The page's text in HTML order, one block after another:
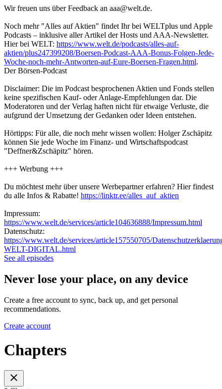
Wir freuen uns über Feedback an aaa@welt.de.
Noch mehr "Alles auf Aktien" findet Ihr bei WELTplus und Apple
Podcasts – inklusive aller Artikel der Hosts und AAA-Newsletter.
Hier bei WELT: https://www.welt.de/podcasts/alles-auf-
aktien/plus247399208/Boersen-Podcast-AAA-Bonus-Folgen-Jede-
Woche-noch-mehr-Antworten-auf-Eure-Boersen-Fragen.html.
Der Börsen-Podcast
Disclaimer: Die im Podcast besprochenen Aktien und Fonds stellen
keine spezifischen Kauf- oder Anlage-Empfehlungen dar. Die
Moderatoren und der Verlag haften nicht für etwaige Verluste, die
aufgrund der Umsetzung der Gedanken oder Ideen entstehen.
Hörtipps: Für alle, die noch mehr wissen wollen: Holger Zschäpitz
können Sie jede Woche im Finanz- und Wirtschaftspodcast
"Deffner&Zschäpitz" hören.
+++ Werbung +++
Du möchtest mehr über unsere Werbepartner erfahren? Hier findest
du alle Infos & Rabatte! https://linktr.ee/alles_auf_aktien
Impressum:
https://www.welt.de/services/article104636888/Impressum.html
Datenschutz:
https://www.welt.de/services/article157550705/
WELT-DIGITAL.html
See all episodes
Never lose your place, on any device
Create a free account to sync, back up, and get personal
recommendations.
Create account
Chapters